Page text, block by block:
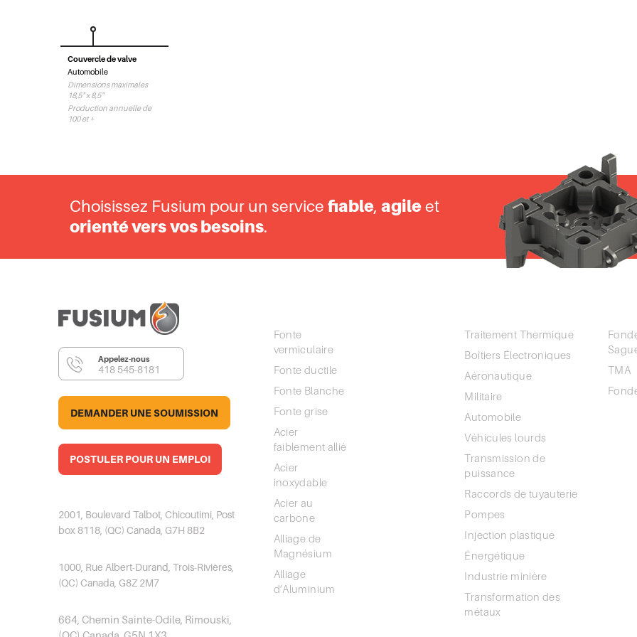
Couvercle de valve
Automobile
Dimensions maximales
18,5" x 8,5"
Production annuelle de
100 et +
Choisissez Fusium pour un service fiable, agileet
orienté versvos besoins.
Appelez-nous
418 545-8181
DEMANDER UNE SOUMISSION
POSTULER POUR UN EMPLOI
2001, Boulevard Talbot, Chicoutimi, Post
box 8118, (QC) Canada, G7H 8B2
1000, Rue Albert-Durand, Trois-Rivières,
(QC) Canada, G8Z 2M7
664, Chemin Sainte-Odile, Rimouski,
Fonte
vermiculaire
Fonte ductile
Fonte Blanche
Fonte grise
Acier
faiblement allié
Acier
inoxydable
Acier au
carbone
Alliage de
Magnésium
Alliage
d’Aluminium
Traitement Thermique
Boîtiers Électroniques
Aéronautique
Militaire
Automobile
Véhicules lourds
Transmission de
puissance
Raccords de tuyauterie
Pompes
Injection plastique
Énergétique
Industrie minière
Transformation des
métaux
TMA